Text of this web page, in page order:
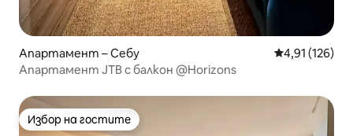
Апартамент – Себу Средна
4,91 (126)
Апартамент JTB с балкон @Horizons
Избор на гостите
Избор на гостите